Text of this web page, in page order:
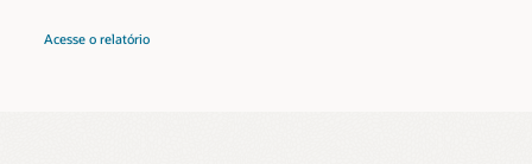
Acesse o relatório
Magic